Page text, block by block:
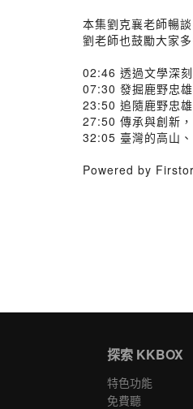
本集劉克襄老師暢
劉老師也鼓勵大家
02:46 透過文學深
07:30 發掘鹿野忠
23:50 追隨鹿野忠
27:50 傳承與創新
32:05 臺灣的高山
Powered by
探索 KKBOX
特色功能
免費聽